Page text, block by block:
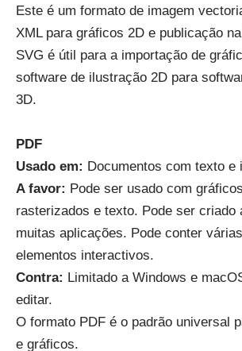
Este é um formato de imagem
XML para gráficos 2D e publicação
SVG é útil para a importação de
software de ilustração 2D para
3D.
PDF
Usado em: Documentos com texto e
A favor: Pode ser usado com
rasterizados e texto. Pode ser criado
muitas aplicações. Pode conter
elementos interactivos.
Contra: Limitado a Windows e
editar.
O formato PDF é o padrão universal
e gráficos.